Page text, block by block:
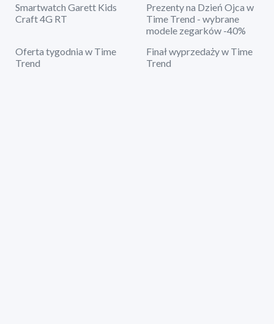
Smartwatch Garett Kids
Craft 4G RT
Prezenty na Dzień Ojca w
Time Trend - wybrane
modele zegarków -40%
Oferta tygodnia w Time
Trend
Finał wyprzedaży w Time
Trend